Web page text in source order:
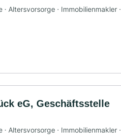
Altersvorsorge · Immobilienmakler ·
eG, Geschäftsstelle
Altersvorsorge · Immobilienmakler ·